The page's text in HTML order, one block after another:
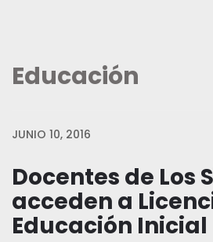
Educación
JUNIO 10, 2016
Docentes de Los
acceden a
Educación Inicial